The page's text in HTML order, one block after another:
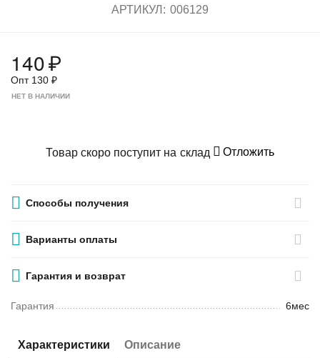
АРТИКУЛ: 006129
140₽
Опт 130 ₽
НЕТ В НАЛИЧИИ
Товар скоро поступит на склад Отложить
Способы получения
Варианты оплаты
Гарантия и возврат
Гарантия 6мес
Характеристики Описание